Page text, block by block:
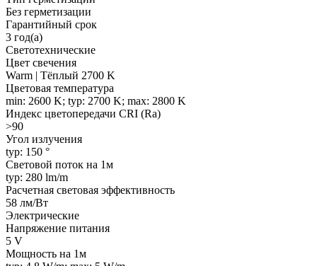
Без герметизации
Гарантийный срок
3 год(а)
Светотехнические
Цвет свечения
Warm | Тёплый 2700 K
Цветовая температура
min: 2600 K; typ: 2700 K; max: 2800 K
Индекс цветопередачи CRI (Ra)
>90
Угол излучения
typ: 150 °
Световой поток на 1м
typ: 280 lm/m
Расчетная световая эффективность
58 лм/Вт
Электрические
Напряжение питания
5 V
Мощность на 1м